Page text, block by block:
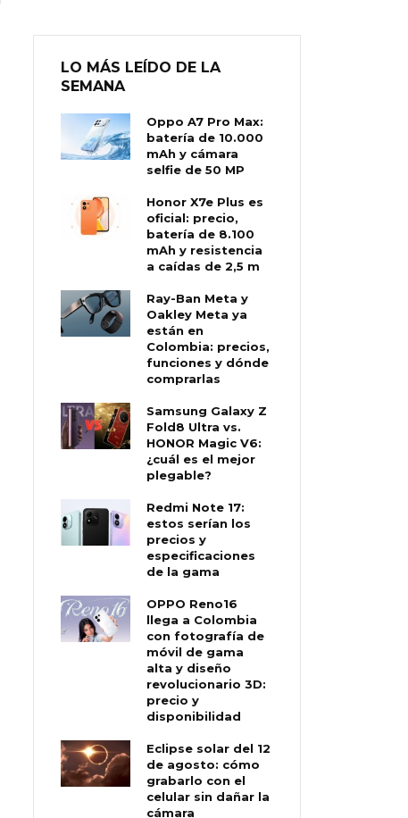
LO MÁS LEÍDO DE LA
SEMANA
Oppo A7 Pro Max:
batería de 10.000
mAh y cámara
selfie de 50 MP
Honor X7e Plus es
oficial: precio,
batería de 8.100
mAh y resistencia
a caídas de 2,5 m
Ray-Ban Meta y
Oakley Meta ya
están en
Colombia: precios,
funciones y dónde
comprarlas
Samsung Galaxy Z
Fold8 Ultra vs.
HONOR Magic V6:
¿cuál es el mejor
plegable?
Redmi Note 17:
estos serían los
precios y
especificaciones
de la gama
OPPO Reno16
llega a Colombia
con fotografía de
móvil de gama
alta y diseño
revolucionario 3D:
precio y
disponibilidad
Eclipse solar del 12
de agosto: cómo
grabarlo con el
celular sin dañar la
cámara